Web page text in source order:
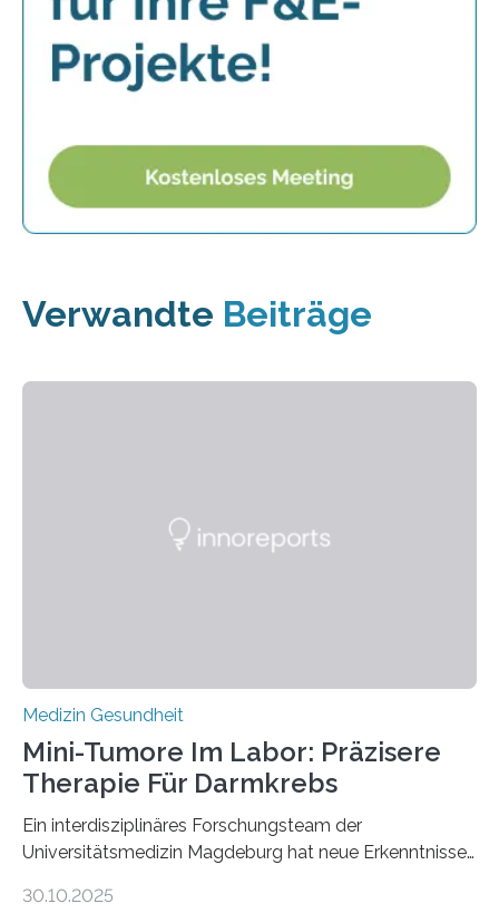
Verwandte Beiträge
Medizin Gesundheit
Mini-Tumore Im Labor: Präzisere
Therapie Für Darmkrebs
Ein interdisziplinäres Forschungsteam der
Universitätsmedizin Magdeburg hat neue Erkenntnisse
behandelt werden kann. In ihrer aktuellen Studie,
30.10.2025